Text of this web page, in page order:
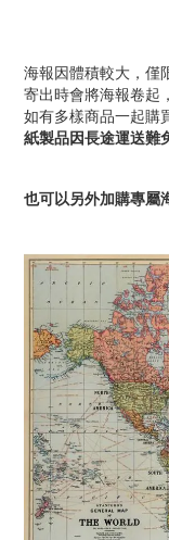
海報因體積較大，僅
寄出時會將海報卷起
如有多樣商品一起購
紙製品因長途運送難
也可以另外加購專屬